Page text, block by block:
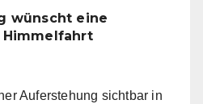
wünscht eine
Auferstehung sichtbar in